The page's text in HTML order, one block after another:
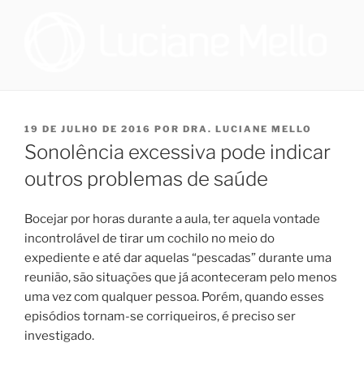
DE JANEIRO | DRA. LUCIANE
DE FIGUEIREDO MELLO
promover melhoria à qualidade de vida dos pacientes que
necessitem realizar cirurgia.
PUBLICADO
EM
19 DE JULHO DE 2016 POR DRA. LUCIANE MELLO
Sonolência excessiva pode indicar
outros problemas de saúde
Bocejar por horas durante a aula, ter aquela vontade
incontrolável de tirar um cochilo no meio do
expediente e até dar aquelas “pescadas” durante uma
reunião, são situações que já aconteceram pelo menos
uma vez com qualquer pessoa. Porém, quando esses
episódios tornam-se corriqueiros, é preciso ser
investigado.